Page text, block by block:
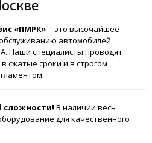
«ПМРК» – это высочайшее
автомобилей
Наши специалисты проводят
сжатые сроки и в строгом
В наличии весь
для качественного